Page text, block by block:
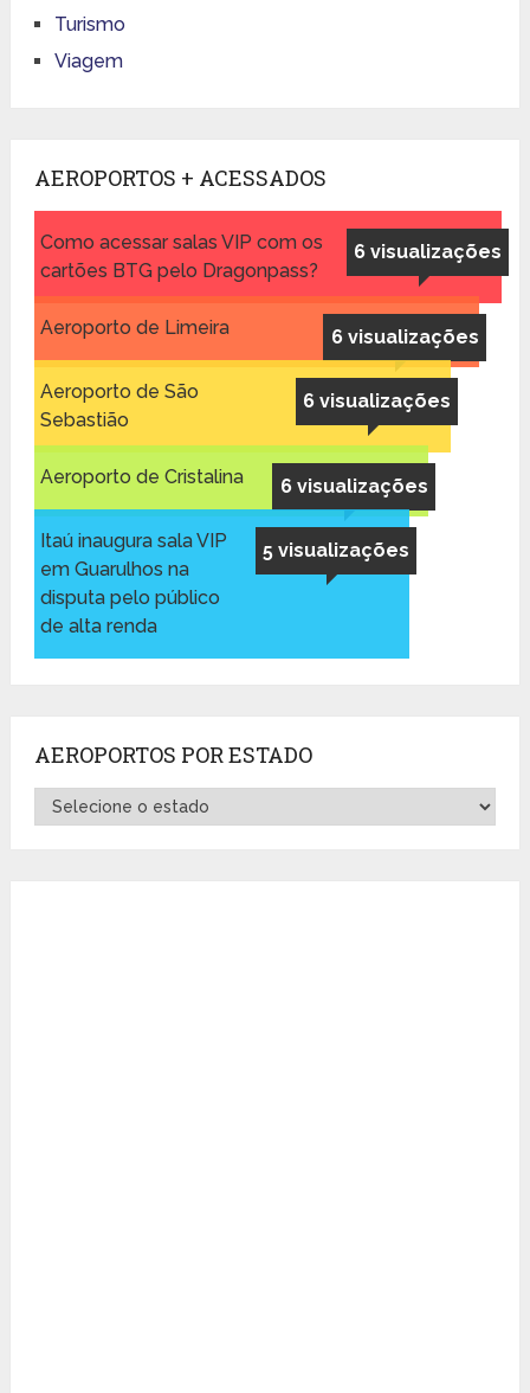
Turismo
Viagem
AEROPORTOS + ACESSADOS
6 visualizações
Como acessar salas VIP com os
cartões BTG pelo Dragonpass?
6 visualizações
Aeroporto de Limeira
6 visualizações
Aeroporto de São
Sebastião
6 visualizações
Aeroporto de Cristalina
5 visualizações
Itaú inaugura sala VIP
em Guarulhos na
disputa pelo público
de alta renda
AEROPORTOS POR ESTADO
Aeroportos
por